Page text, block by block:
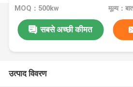
MOQ：500kw मूल्य：
सबसे अच्छी कीमत
उत्पाद विवरण